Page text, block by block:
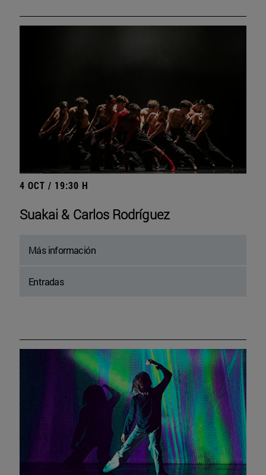
4 OCT / 19:30 H
Suakai & Carlos Rodríguez
Más información
Entradas